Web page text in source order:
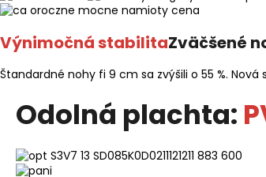
Výnimočná stabilitaZväčšené
Štandardné nohy fi 9 cm sa zvýšili o 55 %.
Odolná plachta: